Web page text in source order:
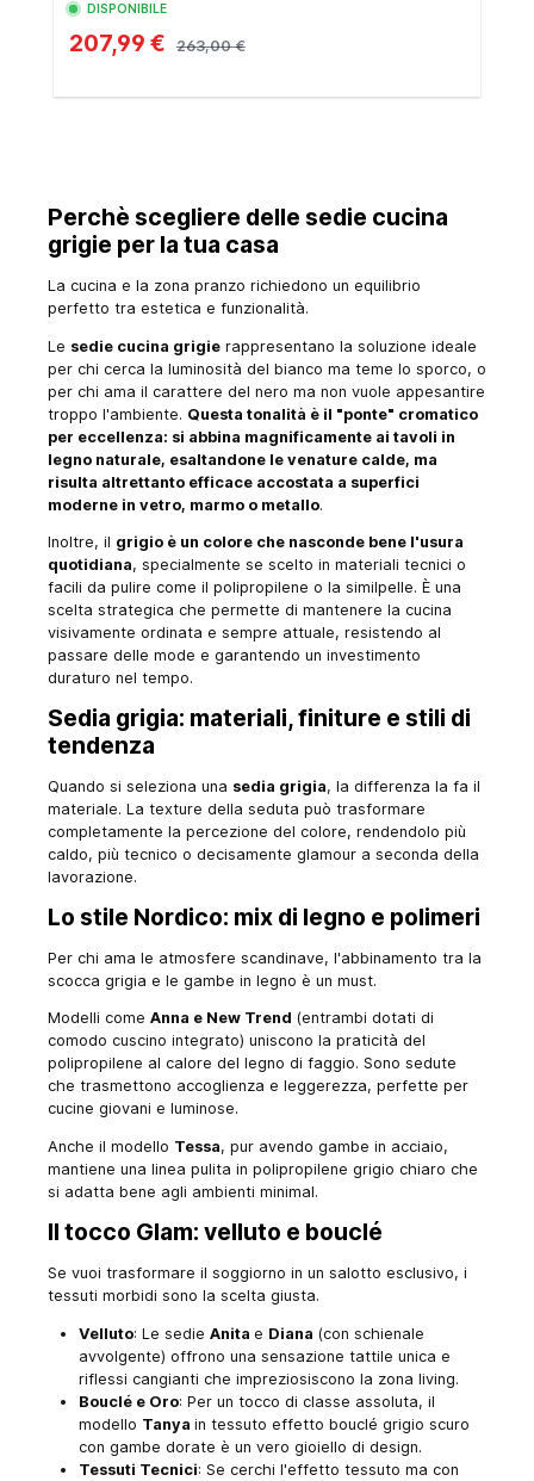
DISPONIBILE
207,99 € 263,00 €
Perchè scegliere delle sedie cucina
grigie per la tua casa
La cucina e la zona pranzo richiedono un equilibrio
perfetto tra estetica e funzionalità.
Le sedie cucina grigie rappresentano la soluzione ideale
per chi cerca la luminosità del bianco ma teme lo sporco, o
per chi ama il carattere del nero ma non vuole appesantire
troppo l'ambiente. Questa tonalità è il "ponte" cromatico
per eccellenza: si abbina magnificamente ai tavoli in
legno naturale, esaltandone le venature calde, ma
risulta altrettanto efficace accostata a superfici
moderne in vetro, marmo o metallo.
Inoltre, il grigio è un colore che nasconde bene l'usura
quotidiana, specialmente se scelto in materiali tecnici o
facili da pulire come il polipropilene o la similpelle. È una
scelta strategica che permette di mantenere la cucina
visivamente ordinata e sempre attuale, resistendo al
passare delle mode e garantendo un investimento
duraturo nel tempo.
Sedia grigia: materiali, finiture e stili di
tendenza
Quando si seleziona una sedia grigia, la differenza la fa il
materiale. La texture della seduta può trasformare
completamente la percezione del colore, rendendolo più
caldo, più tecnico o decisamente glamour a seconda della
lavorazione.
Lo stile Nordico: mix di legno e polimeri
Per chi ama le atmosfere scandinave, l'abbinamento tra la
scocca grigia e le gambe in legno è un must.
Modelli come Anna e New Trend (entrambi dotati di
comodo cuscino integrato) uniscono la praticità del
polipropilene al calore del legno di faggio. Sono sedute
che trasmettono accoglienza e leggerezza, perfette per
cucine giovani e luminose.
Anche il modello Tessa, pur avendo gambe in acciaio,
mantiene una linea pulita in polipropilene grigio chiaro che
si adatta bene agli ambienti minimal.
Il tocco Glam: velluto e bouclé
Se vuoi trasformare il soggiorno in un salotto esclusivo, i
tessuti morbidi sono la scelta giusta.
Velluto: Le sedie Anita e Diana (con schienale
avvolgente) offrono una sensazione tattile unica e
riflessi cangianti che impreziosiscono la zona living.
Bouclé e Oro: Per un tocco di classe assoluta, il
modello Tanya in tessuto effetto bouclé grigio scuro
con gambe dorate è un vero gioiello di design.
Tessuti Tecnici: Se cerchi l'effetto tessuto ma con